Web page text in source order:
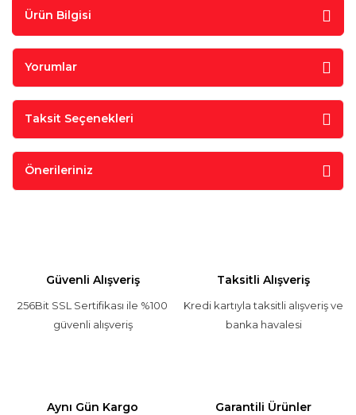
Ürün Bilgisi
Yorumlar
Taksit Seçenekleri
Önerileriniz
Güvenli Alışveriş
256Bit SSL Sertifikası ile %100
güvenli alışveriş
Taksitli Alışveriş
Kredi kartıyla taksitli alışveriş ve
banka havalesi
Aynı Gün Kargo Garantili Ürünler